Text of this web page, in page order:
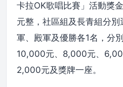
卡拉OK歌唱比賽」活動獎
元整，社區組及長青組分
軍、殿軍及優勝各1名，分
10,000元、8,000元、
2,000元及獎牌一座。